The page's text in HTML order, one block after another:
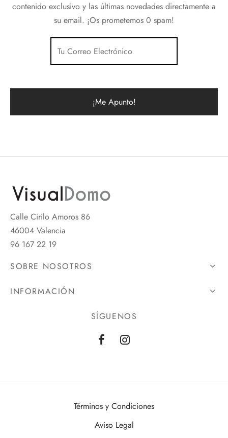
contenido exclusivo y las últimas novedades directamente a
su email. ¡Os prometemos 0 spam!
Calle Cirilo Amoros 86
46004 Valencia
96 167 22 19
SOBRE NOSOTROS
INFORMACIÓN
SÍGUENOS
Términos y Condiciones
Aviso Legal